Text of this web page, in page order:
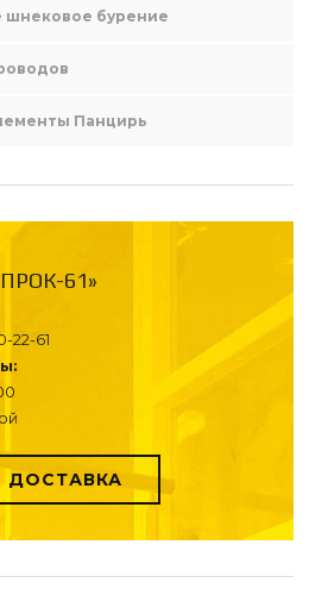
шнековое бурение
Панцирь
61»
22-61
ДОСТАВКА